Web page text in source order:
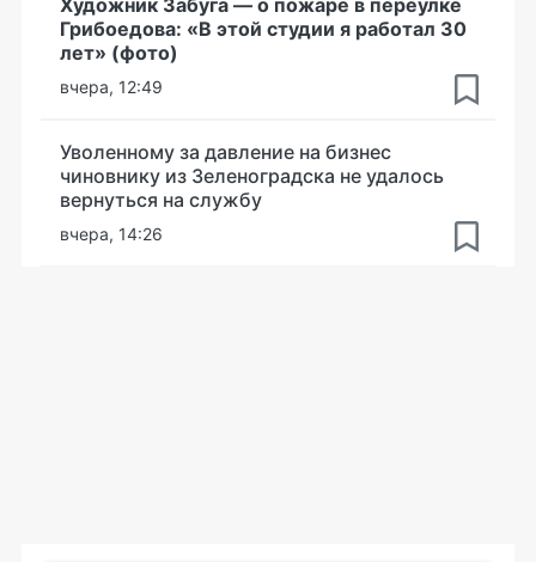
Художник Забуга — о пожаре в переулке
Грибоедова: «В этой студии я работал 30
лет» (фото)
вчера, 12:49
Уволенному за давление на бизнес
чиновнику из Зеленоградска не удалось
вернуться на службу
вчера, 14:26